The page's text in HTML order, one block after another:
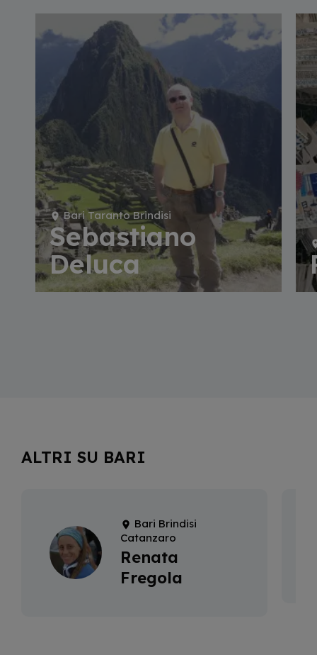
Bari Taranto Brindisi
Sebastiano
Deluca
ALTRI SU BARI
Bari Brindisi
Catanzaro
Renata
Fregola